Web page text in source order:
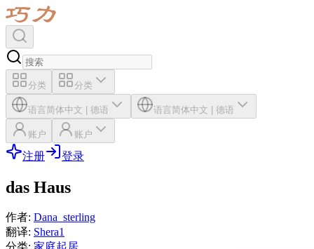
分类 分类
语言简体中文 | 德语 语言简体中文 | 德语
账户 账户
注册 登录
das Haus
作者: Dana_sterling
翻译: Shera1